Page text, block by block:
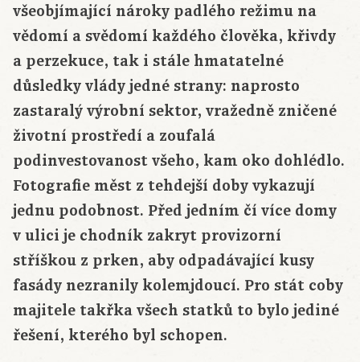
všeobjímající nároky padlého režimu na
vědomí a svědomí každého člověka, křivdy
a perzekuce, tak i stále hmatatelné
důsledky vlády jedné strany: naprosto
zastaralý výrobní sektor, vražedně zničené
životní prostředí a zoufalá
podinvestovanost všeho, kam oko dohlédlo.
Fotografie měst z tehdejší doby vykazují
jednu podobnost. Před jedním čí více domy
v ulici je chodník zakryt provizorní
stříškou z prken, aby odpadávající kusy
fasády nezranily kolemjdoucí. Pro stát coby
majitele takřka všech statků to bylo jediné
řešení, kterého byl schopen.